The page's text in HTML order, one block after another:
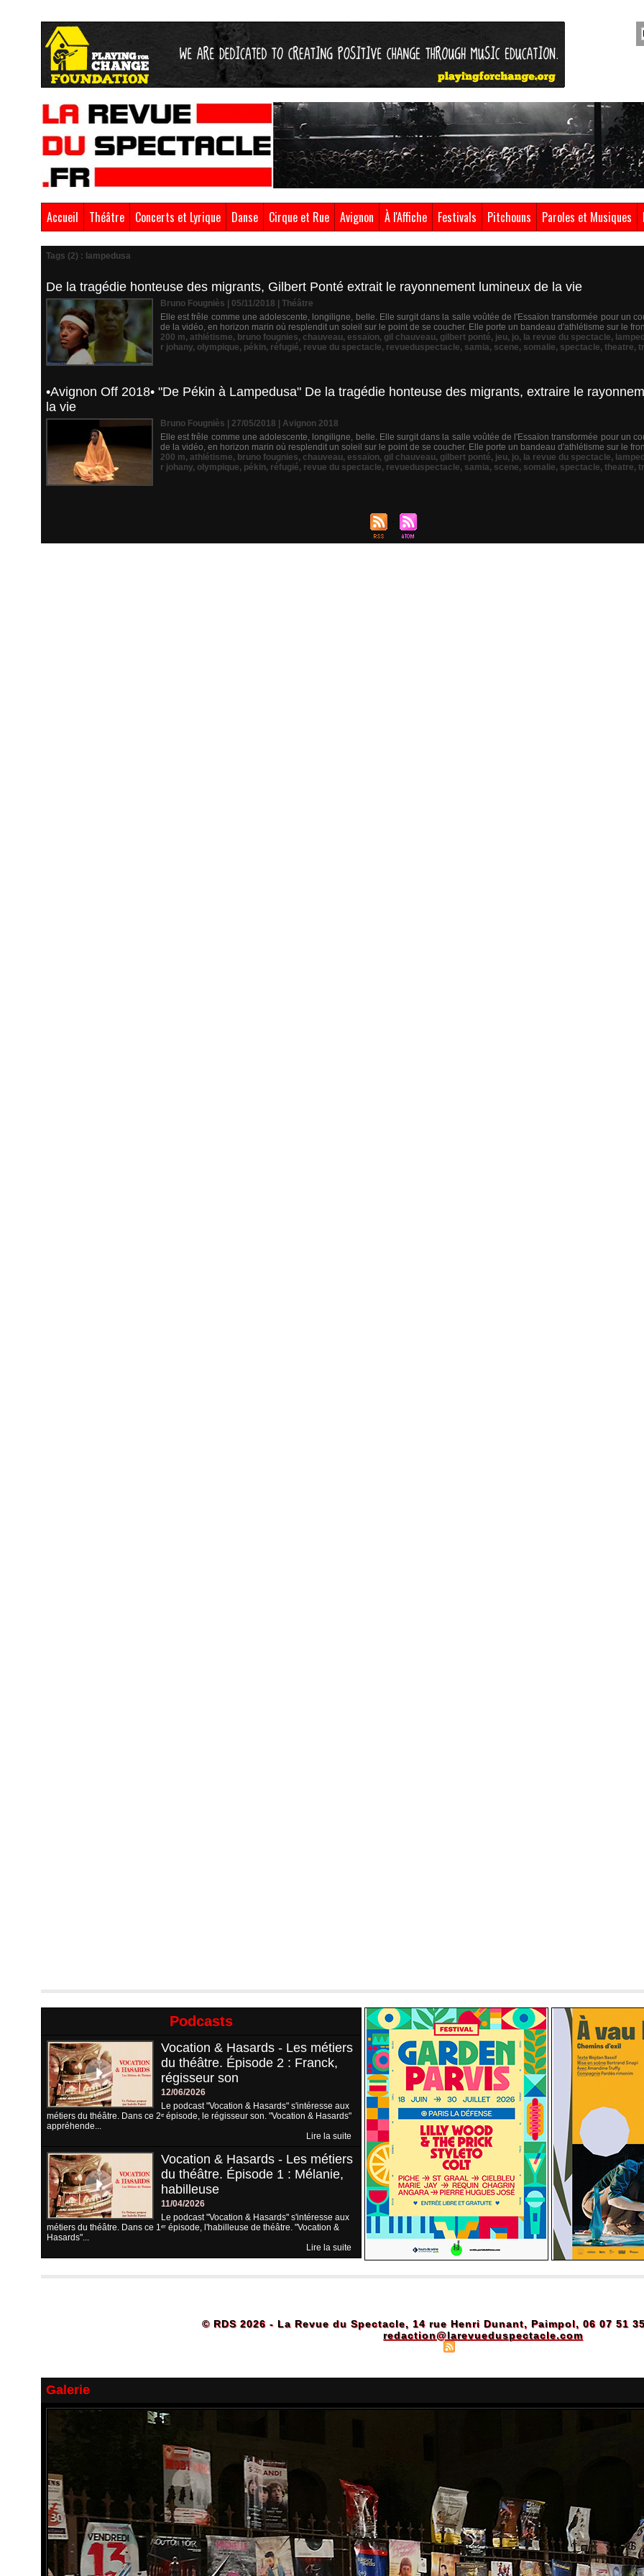
Accueil Théâtre Concerts et Lyrique Danse Cirque et Rue Avignon À l'Affiche Festivals Pitchouns Paroles et Musiques
Tags (2) : lampedusa
De la tragédie honteuse des migrants, Gilbert Ponté extrait le rayonnement lumineux de la vie
Bruno Fougniès | 05/11/2018
Théâtre
Elle est frêle comme une adolescente, longiligne, belle. Elle surgit dans la salle voûtée de l'Essaïon transformée pour un
de la vidéo, en horizon marin où resplendit un soleil sur le point de se coucher. Elle porte un bandeau d'athlétisme sur le
200 m, athlétisme, bruno fougnies, chauveau, essaïon, gil chauveau, gilbert ponté, jeu, jo, la revue du spectacle,
r johany, olympique, pékin, réfugié, revue du spectacle, revueduspectacle, samia, scene, somalie, spectacle, theatre,
•Avignon Off 2018• "De Pékin à Lampedusa" De la tragédie honteuse des migrants, extraire le
la vie
Bruno Fougniès | 27/05/2018
Avignon 2018
Elle est frêle comme une adolescente, longiligne, belle. Elle surgit dans la salle voûtée de l'Essaïon transformée pour un
de la vidéo, en horizon marin où resplendit un soleil sur le point de se coucher. Elle porte un bandeau d'athlétisme sur le
200 m, athlétisme, bruno fougnies, chauveau, essaïon, gil chauveau, gilbert ponté, jeu, jo, la revue du spectacle,
r johany, olympique, pékin, réfugié, revue du spectacle, revueduspectacle, samia, scene, somalie, spectacle, theatre,
Podcasts
Vocation & Hasards - Les métiers
du théâtre. Épisode 2 : Franck,
régisseur son
12/06/2026
Le podcast "Vocation & Hasards" s'intéresse aux
métiers du théâtre. Dans ce 2ᵉ épisode, le régisseur son. "Vocation & Hasards"
appréhende...
Lire la suite
Vocation & Hasards - Les métiers
du théâtre. Épisode 1 : Mélanie,
habilleuse
11/04/2026
Le podcast "Vocation & Hasards" s'intéresse aux
métiers du théâtre. Dans ce 1ᵉʳ épisode, l'habilleuse de théâtre. "Vocation &
Hasards"...
Lire la suite
© RDS 2026 - La Revue du Spectacle, 14 rue Henri Dunant, Paimpol, 06 07 51
redaction@larevueduspectacle.com
Galerie